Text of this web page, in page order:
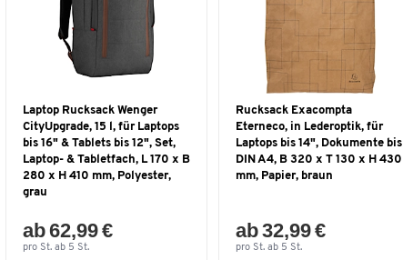
Laptop Rucksack Wenger
CityUpgrade, 15 l, für Laptops
bis 16" & Tablets bis 12", Set,
Laptop- & Tabletfach, L 170 x B
280 x H 410 mm, Polyester,
grau
ab 62,99 €
pro St. ab 5 St.
Rucksack Exacompta
Eterneco, in Lederoptik, für
Laptops bis 14", Dokumente bis
DIN A4, B 320 x T 130 x H 430
mm, Papier, braun
ab 32,99 €
pro St. ab 5 St.